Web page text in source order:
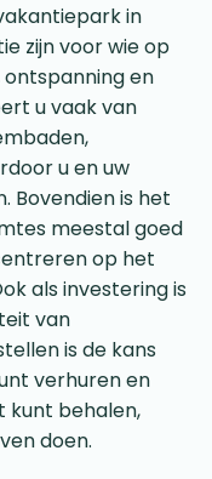
in
zijn voor wie op
ontspanning en
u vaak van
u en uw
Bovendien is het
meestal goed
op het
als investering is
van
is de kans
verhuren en
kunt behalen,
doen.